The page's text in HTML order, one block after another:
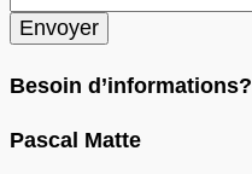
Besoin d’informations?
Pascal Matte